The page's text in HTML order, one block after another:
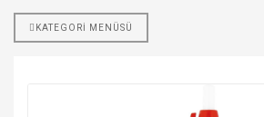
KATEGORİ MENÜSÜ